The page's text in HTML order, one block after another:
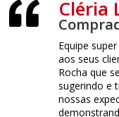
Lemos
super empenhada em
clientes, em especial
que se colocou
e tratando várias
expectativas fossem
total entrega